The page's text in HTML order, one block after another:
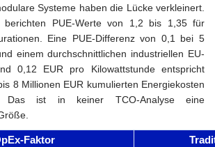
Systeme haben die Lücke verkleinert.
berichten PUE-Werte von 1,2 bis 1,35 für
Eine PUE-Differenz von 0,1 bei 5
einem durchschnittlichen industriellen EU-
0,12 EUR pro Kilowattstunde entspricht
8 Millionen EUR kumulierten Energiekosten
ist in keiner TCO-Analyse eine
Faktor